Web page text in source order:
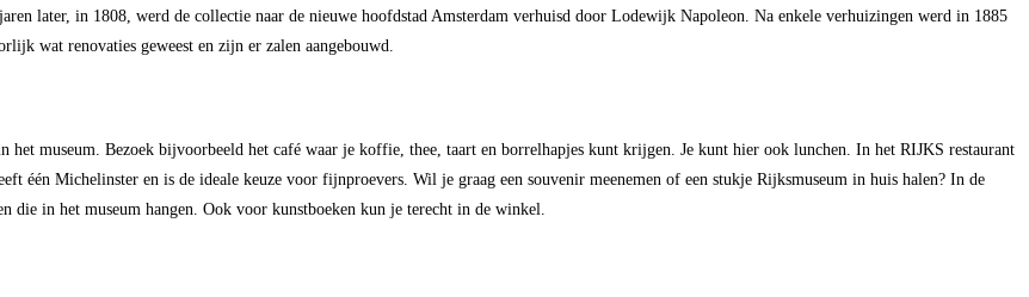
later, in 1808, werd de collectie naar de nieuwe hoofdstad Amsterdam verhuisd door Lodewijk Napoleon. Na enkele verhuizingen werd in 1885
wat renovaties geweest en zijn er zalen aangebouwd.
museum. Bezoek bijvoorbeeld het café waar je koffie, thee, taart en borrelhapjes kunt krijgen. Je kunt hier ook lunchen. In het RIJKS restaurant
één Michelinster en is de ideale keuze voor fijnproevers. Wil je graag een souvenir meenemen of een stukje Rijksmuseum in huis halen? In de
die in het museum hangen. Ook voor kunstboeken kun je terecht in de winkel.